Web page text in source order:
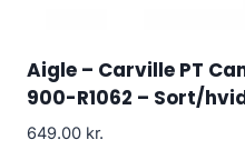
Aigle – Carville PT
900-R1062 – Sort/
649.00 kr.